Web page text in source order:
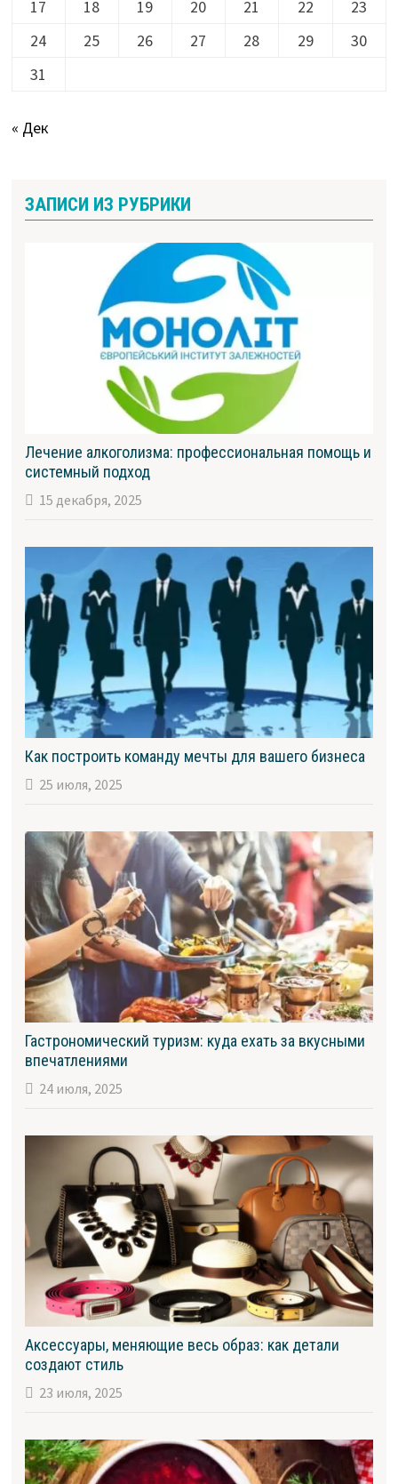
17 18 19 20 21 22
23
24
25 26 27 28 29
30
31
« Дек
ЗАПИСИ ИЗ РУБРИКИ
Лечение алкоголизма: профессиональная помощь и
системный подход
15 декабря, 2025
Как построить команду мечты для вашего бизнеса
25 июля, 2025
Гастрономический туризм: куда ехать за вкусными
впечатлениями
24 июля, 2025
Аксессуары, меняющие весь образ: как детали
создают стиль
23 июля, 2025